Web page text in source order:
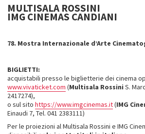
ROSSINI
CANDIANI
MULTISALA ROSSINI
IMG CINEMAS CANDIANI
78. Mostra Internazionale d’Arte
BIGLIETTI:
acquistabili presso le biglietterie dei cinema
www.vivaticket.com (Multisala Rossini S.
2417274),
o sul sito https://www.imgcinemas.it(IMG
Einaudi 7, Tel. 041 2383111)
Per le proiezioni al Multisala Rossini e IMG